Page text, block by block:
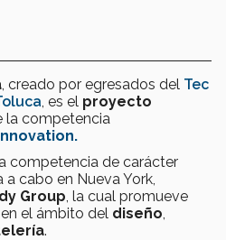
, creado por egresados del Tec
, es el proyecto
la competencia
competencia de carácter
cabo en Nueva York,
Group , la cual promueve
el ámbito del diseño
.